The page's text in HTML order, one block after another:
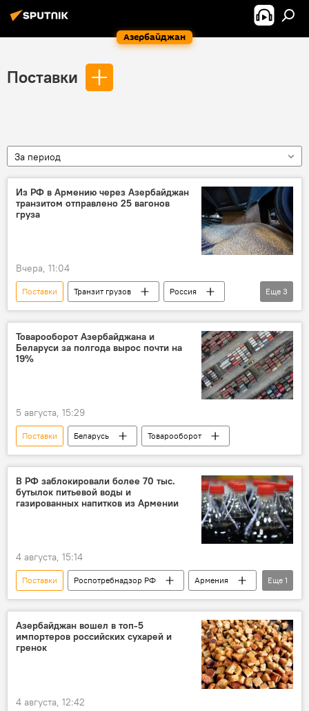
Азербайджан
Поставки
За период
Из РФ в Армению через Азербайджан
транзитом отправлено 25 вагонов
груза
Вчера, 11:04
Поставки Транзит грузов
Россия
Армения
Баладжары
ЗАО "Азербайджанские железные дороги"
Еще 3
Товарооборот Азербайджана и
Беларуси за полгода вырос почти на
19%
5 августа, 15:29
Поставки Беларусь Товарооборот
В РФ заблокировали более 70 тыс.
бутылок питьевой воды и
газированных напитков из Армении
4 августа, 15:14
Поставки Роспотребнадзор РФ
Армения
Ограничения
Еще 1
Азербайджан вошел в топ-5
импортеров российских сухарей и
гренок
4 августа, 12:42